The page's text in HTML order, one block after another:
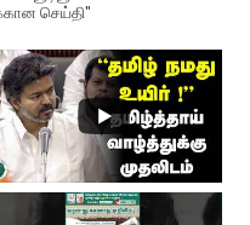
செய்தி"